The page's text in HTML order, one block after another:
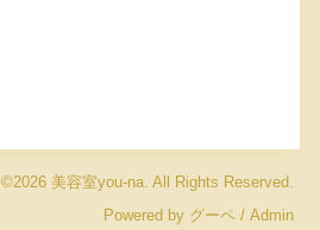
©2026 美容室you-na. All Rights Reserved.
Powered by グーペ / Admin